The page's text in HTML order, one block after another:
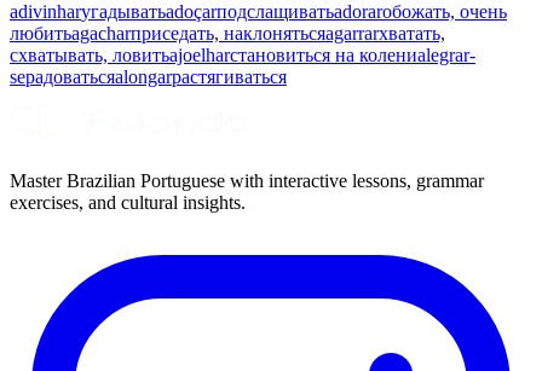
adivinharугадыватьadoçarподслащиватьadorarобожать, очень
любитьagacharприседать, наклонятьсяagarrarхватать,
схватывать, ловитьajoelharстановиться на колениalegrar-
seрадоватьсяalongarрастягиваться
Master Brazilian Portuguese with interactive lessons, grammar
exercises, and cultural insights.